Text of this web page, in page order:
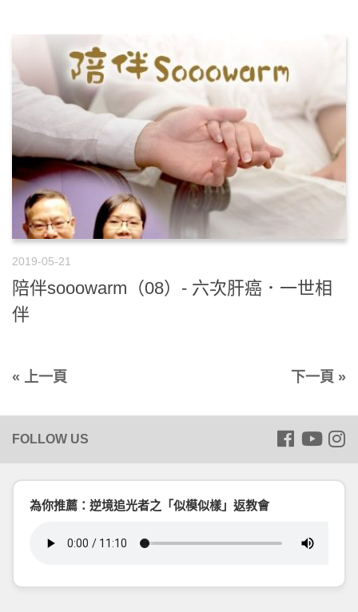
2019-05-21
陪伴sooowarm（08）- 六次肝癌．一世相
伴
« 上一頁 下一頁 »
為你推薦：逆境追光者之「似模似樣」返教會